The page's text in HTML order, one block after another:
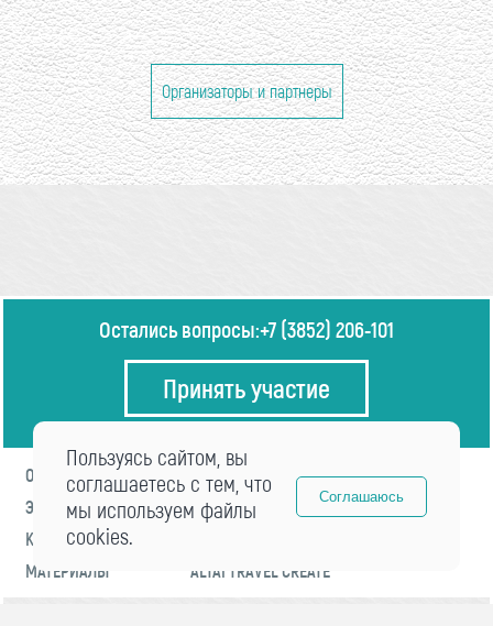
Организаторы и партнеры
Остались вопросы:+7 (3852) 206-101
Принять участие
О ФОРУМЕ
ПРОГРАММА
ЭКСПЕРТЫ
НОВОСТИ
КОНТАКТЫ
МАТЕРИАЛЫ
ALTAI TRAVEL CREATE
Пользуясь сайтом, вы
соглашаетесь с тем, что
мы используем файлы
cookies.
Соглашаюсь